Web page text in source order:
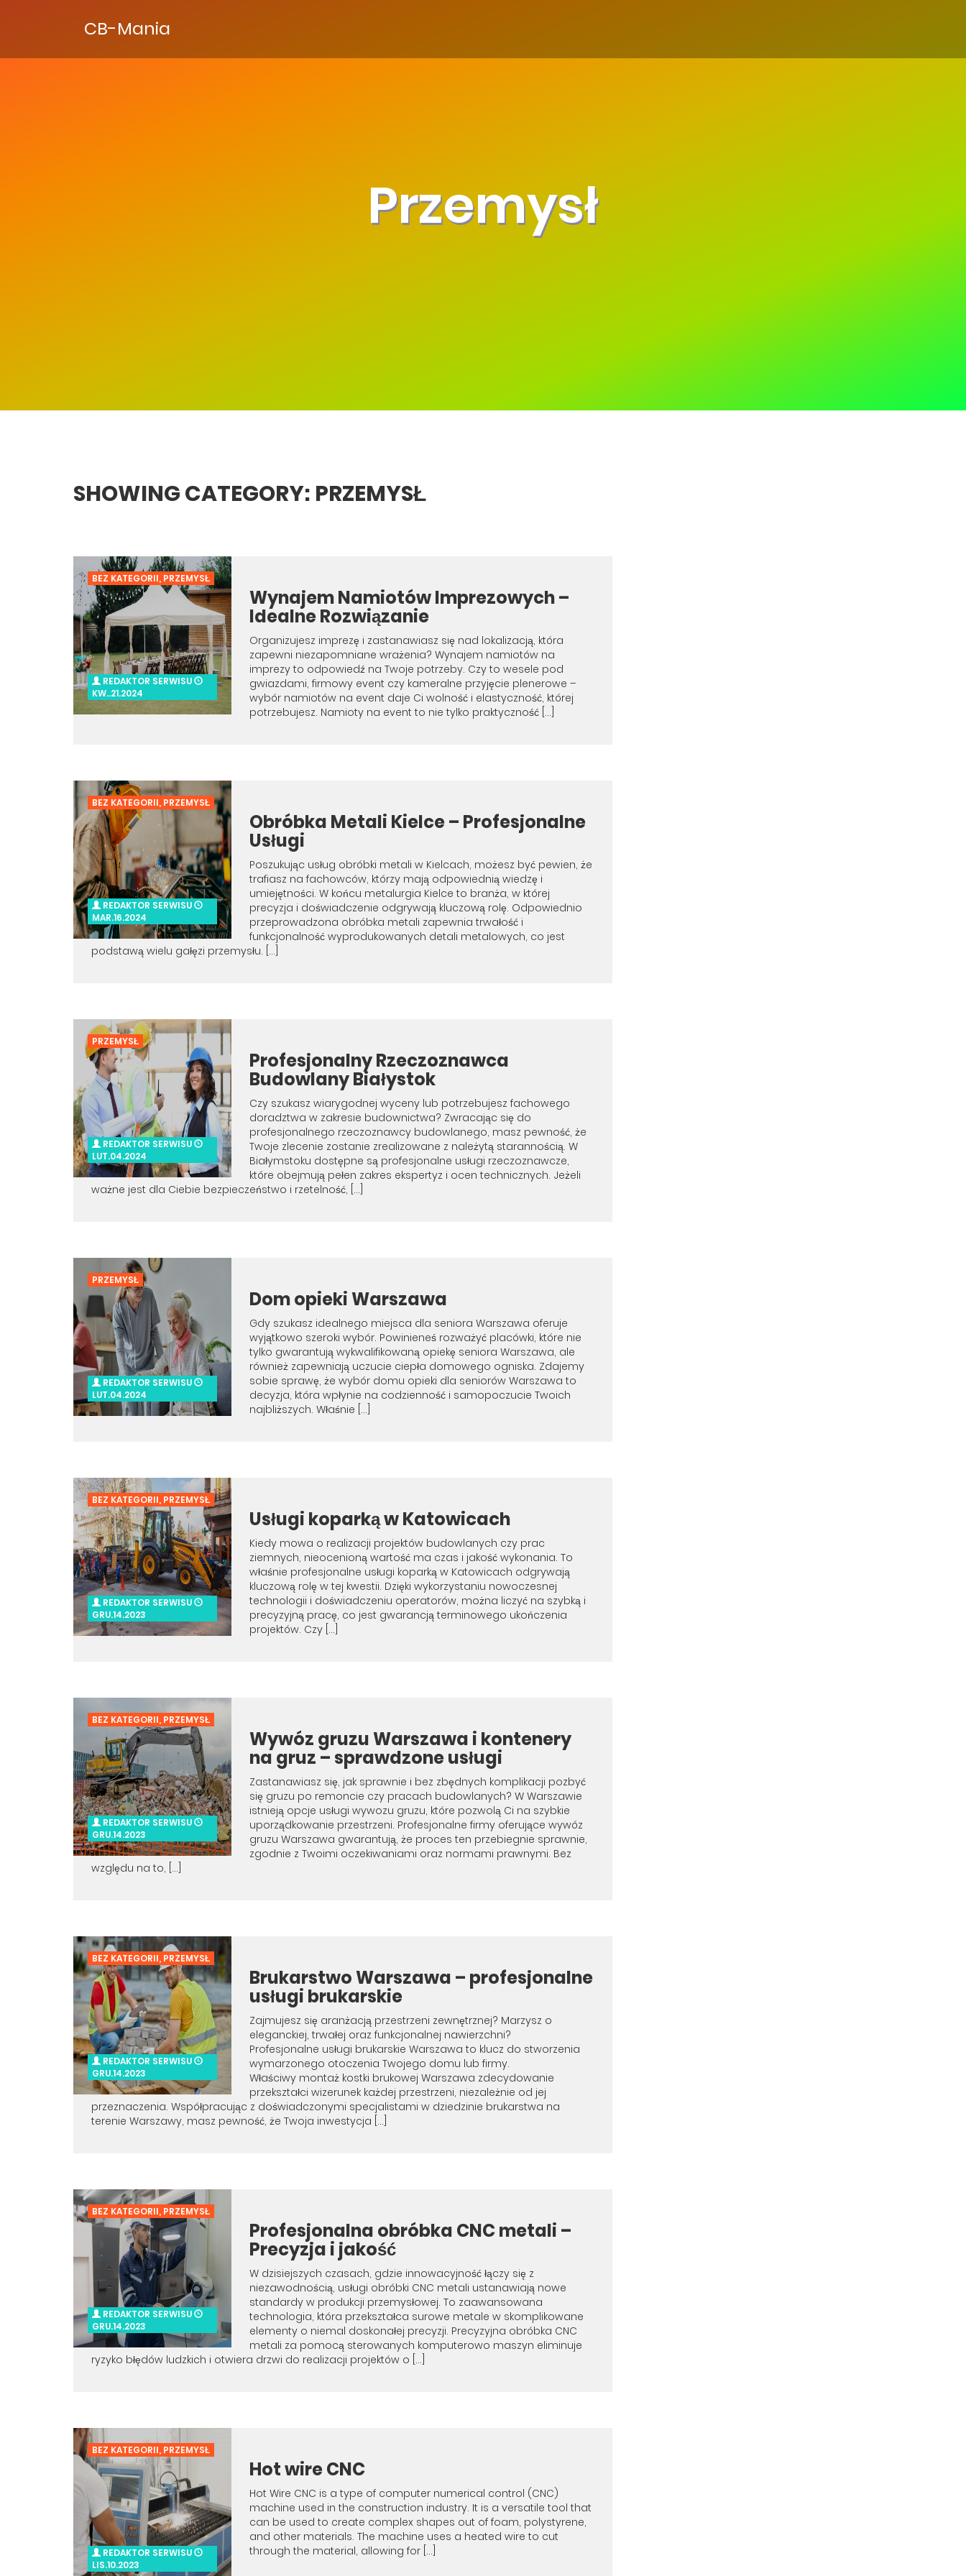
CB-Mania
Przemysł
SHOWING CATEGORY: PRZEMYSŁ
BEZ KATEGORII, PRZEMYSŁ
REDAKTOR SERWISU
KW..21.2024
Wynajem Namiotów Imprezowych –
Idealne Rozwiązanie
Organizujesz imprezę i zastanawiasz się nad lokalizacją, która
zapewni niezapomniane wrażenia? Wynajem namiotów na
imprezy to odpowiedź na Twoje potrzeby. Czy to wesele pod
gwiazdami, firmowy event czy kameralne przyjęcie plenerowe –
wybór namiotów na event daje Ci wolność i elastyczność, której
potrzebujesz. Namioty na event to nie tylko praktyczność […]
BEZ KATEGORII, PRZEMYSŁ
REDAKTOR SERWISU
MAR.16.2024
Obróbka Metali Kielce – Profesjonalne
Usługi
Poszukując usług obróbki metali w Kielcach, możesz być pewien, że
trafiasz na fachowców, którzy mają odpowiednią wiedzę i
umiejętności. W końcu metalurgia Kielce to branża, w której
precyzja i doświadczenie odgrywają kluczową rolę. Odpowiednio
przeprowadzona obróbka metali zapewnia trwałość i
funkcjonalność wyprodukowanych detali metalowych, co jest
podstawą wielu gałęzi przemysłu. […]
PRZEMYSŁ
REDAKTOR SERWISU
LUT.04.2024
Profesjonalny Rzeczoznawca
Budowlany Białystok
Czy szukasz wiarygodnej wyceny lub potrzebujesz fachowego
doradztwa w zakresie budownictwa? Zwracając się do
profesjonalnego rzeczoznawcy budowlanego, masz pewność, że
Twoje zlecenie zostanie zrealizowane z należytą starannością. W
Białymstoku dostępne są profesjonalne usługi rzeczoznawcze,
które obejmują pełen zakres ekspertyz i ocen technicznych. Jeżeli
ważne jest dla Ciebie bezpieczeństwo i rzetelność, […]
PRZEMYSŁ
REDAKTOR SERWISU
LUT.04.2024
Dom opieki Warszawa
Gdy szukasz idealnego miejsca dla seniora Warszawa oferuje
wyjątkowo szeroki wybór. Powinieneś rozważyć placówki, które nie
tylko gwarantują wykwalifikowaną opiekę seniora Warszawa, ale
również zapewniają uczucie ciepła domowego ogniska. Zdajemy
sobie sprawę, że wybór domu opieki dla seniorów Warszawa to
decyzja, która wpłynie na codzienność i samopoczucie Twoich
najbliższych. Właśnie […]
BEZ KATEGORII, PRZEMYSŁ
REDAKTOR SERWISU
GRU.14.2023
Usługi koparką w Katowicach
Kiedy mowa o realizacji projektów budowlanych czy prac
ziemnych, nieocenioną wartość ma czas i jakość wykonania. To
właśnie profesjonalne usługi koparką w Katowicach odgrywają
kluczową rolę w tej kwestii. Dzięki wykorzystaniu nowoczesnej
technologii i doświadczeniu operatorów, można liczyć na szybką i
precyzyjną pracę, co jest gwarancją terminowego ukończenia
projektów. Czy […]
BEZ KATEGORII, PRZEMYSŁ
REDAKTOR SERWISU
GRU.14.2023
Wywóz gruzu Warszawa i kontenery
na gruz – sprawdzone usługi
Zastanawiasz się, jak sprawnie i bez zbędnych komplikacji pozbyć
się gruzu po remoncie czy pracach budowlanych? W Warszawie
istnieją opcje usługi wywozu gruzu, które pozwolą Ci na szybkie
uporządkowanie przestrzeni. Profesjonalne firmy oferujące wywóz
gruzu Warszawa gwarantują, że proces ten przebiegnie sprawnie,
zgodnie z Twoimi oczekiwaniami oraz normami prawnymi. Bez
względu na to, […]
BEZ KATEGORII, PRZEMYSŁ
REDAKTOR SERWISU
GRU.14.2023
Brukarstwo Warszawa – profesjonalne
usługi brukarskie
Zajmujesz się aranżacją przestrzeni zewnętrznej? Marzysz o
eleganckiej, trwałej oraz funkcjonalnej nawierzchni?
Profesjonalne usługi brukarskie Warszawa to klucz do stworzenia
wymarzonego otoczenia Twojego domu lub firmy.
Właściwy montaż kostki brukowej Warszawa zdecydowanie
przekształci wizerunek każdej przestrzeni, niezależnie od jej
przeznaczenia. Współpracując z doświadczonymi specjalistami w dziedzinie brukarstwa na
terenie Warszawy, masz pewność, że Twoja inwestycja […]
BEZ KATEGORII, PRZEMYSŁ
REDAKTOR SERWISU
GRU.14.2023
Profesjonalna obróbka CNC metali –
Precyzja i jakość
W dzisiejszych czasach, gdzie innowacyjność łączy się z
niezawodnością, usługi obróbki CNC metali ustanawiają nowe
standardy w produkcji przemysłowej. To zaawansowana
technologia, która przekształca surowe metale w skomplikowane
elementy o niemal doskonałej precyzji. Precyzyjna obróbka CNC
metali za pomocą sterowanych komputerowo maszyn eliminuje
ryzyko błędów ludzkich i otwiera drzwi do realizacji projektów o […]
BEZ KATEGORII, PRZEMYSŁ
REDAKTOR SERWISU
LIS.10.2023
Hot wire CNC
Hot Wire CNC is a type of computer numerical control (CNC)
machine used in the construction industry. It is a versatile tool that
can be used to create complex shapes out of foam, polystyrene,
and other materials. The machine uses a heated wire to cut
through the material, allowing for […]